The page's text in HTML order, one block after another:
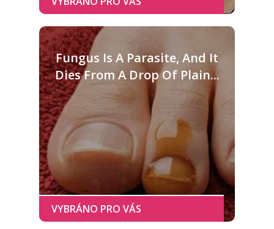
Fungus Is A Parasite, And It
Dies From A Drop Of Plain...